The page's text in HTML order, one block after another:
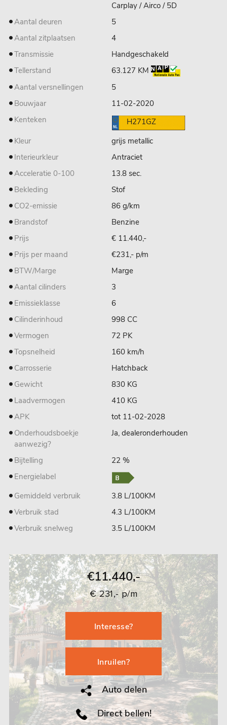
Carplay / Airco / 5D
Aantal deuren
5
Aantal zitplaatsen
4
Transmissie
Handgeschakeld
Tellerstand
63.127 KM
Aantal versnellingen
5
Bouwjaar
11-02-2020
Kenteken
H271GZ
Kleur
grijs metallic
Interieurkleur
Antraciet
Acceleratie 0-100
13.8 sec.
Bekleding
Stof
CO2-emissie
86 g/km
Brandstof
Benzine
Prijs
€ 11.440,-
Prijs per maand
€231,- p/m
BTW/Marge
Marge
Aantal cilinders
3
Emissieklasse
6
Cilinderinhoud
998 CC
Vermogen
72 PK
Topsnelheid
160 km/h
Carrosserie
Hatchback
Gewicht
830 KG
Laadvermogen
410 KG
APK
tot 11-02-2028
Onderhoudsboekje
aanwezig?
Ja, dealeronderhouden
Bijtelling
22 %
Energielabel
Gemiddeld verbruik
3.8 L/100KM
Verbruik stad
4.3 L/100KM
Verbruik snelweg
3.5 L/100KM
€11.440,-
€ 231,- p/m
Interesse?
Inruilen?
Auto delen
Direct bellen!